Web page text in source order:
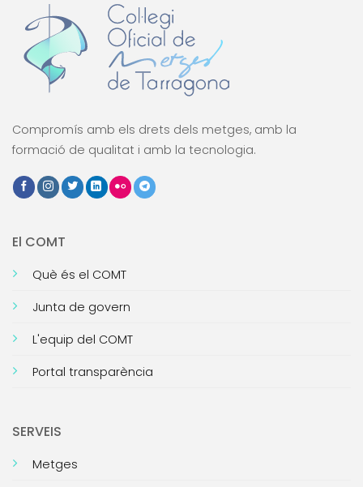
Compromís amb els drets dels metges, amb la
formació de qualitat i amb la tecnologia.
El COMT
Què és el COMT
Junta de govern
L'equip del COMT
Portal transparència
SERVEIS
Metges